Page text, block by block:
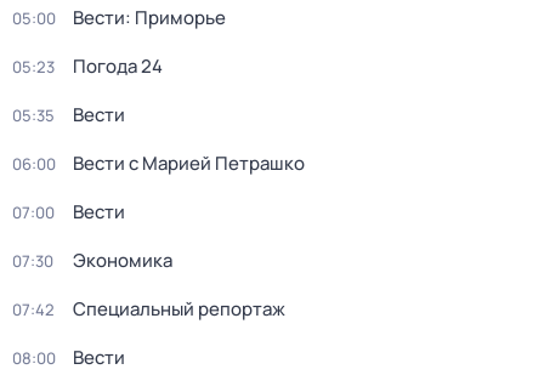
05:00 Вести: Приморье
05:23 Погода 24
05:35 Вести
06:00 Вести с Марией Петрашко
07:00 Вести
07:30 Экономика
07:42 Специальный репортаж
08:00 Вести